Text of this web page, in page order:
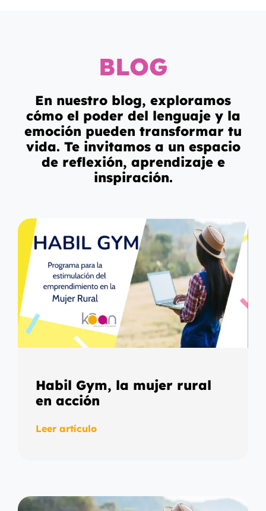
BLOG
En nuestro blog, exploramos
cómo el poder del lenguaje y la
emoción pueden transformar tu
vida. Te invitamos a un espacio
de reflexión, aprendizaje e
inspiración.
Habil Gym, la mujer rural
en acción
Leer artículo